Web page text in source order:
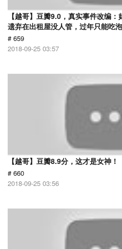
【越哥】豆瓣9.0，真实事件改编
遗弃在出租屋没人管，过年只能吃
# 659
2018-09-25 03:57
【越哥】豆瓣8.9分，这才是女神！
# 660
2018-09-25 03:56